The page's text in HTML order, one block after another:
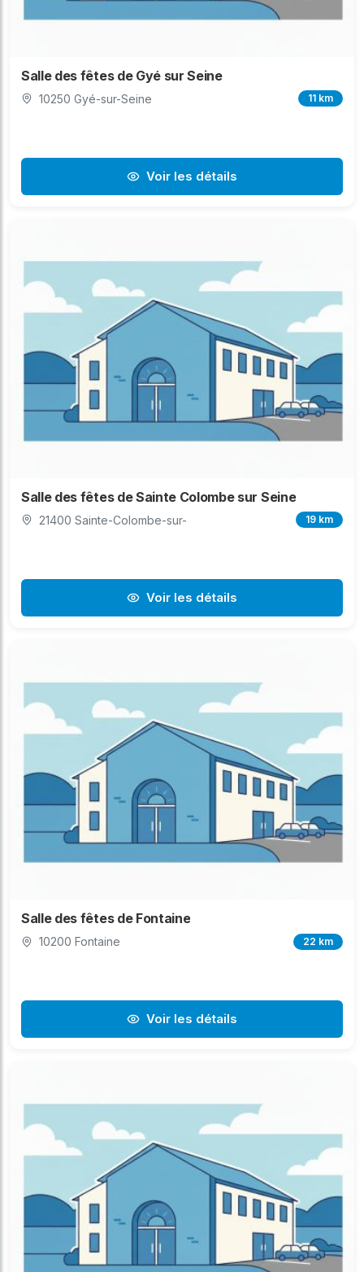
Salle des fêtes de Gyé sur Seine
10250 Gyé-sur-Seine 11 km
Voir les détails
Salle des fêtes de Sainte Colombe sur Seine
21400 Sainte-Colombe-sur- 19 km
Voir les détails
Salle des fêtes de Fontaine
10200 Fontaine 22 km
Voir les détails